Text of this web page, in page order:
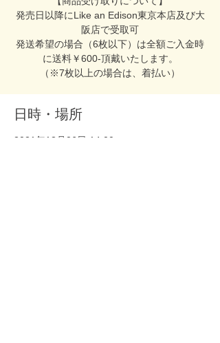
発売日以降にLike an Edison東京本店及び大
阪店で受取可
発送希望の場合（6枚以下）は全額ご入金時
に送料￥600‐頂戴いたします。
（※7枚以上の場合は、着払い）
日時・場所
2021年12月06日 14:00